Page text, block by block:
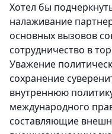
Хотел бы
налаживание
основных вызовов
сотрудничество в
Уважение
сохранение
внутреннюю
международного
составляющие